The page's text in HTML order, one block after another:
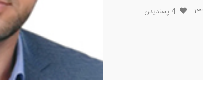
4 پسندیدن